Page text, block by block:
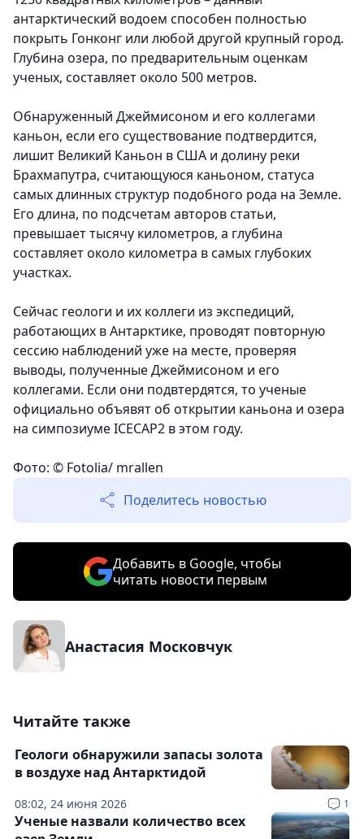
антарктический водоем способен полностью
покрыть Гонконг или любой другой крупный город.
Глубина озера, по предварительным оценкам
ученых, составляет около 500 метров.
Обнаруженный Джеймисоном и его коллегами
каньон, если его существование подтвердится,
лишит Великий Каньон в США и долину реки
Брахмапутра, считающуюся каньоном, статуса
самых длинных структур подобного рода на Земле.
Его длина, по подсчетам авторов статьи,
превышает тысячу километров, а глубина
составляет около километра в самых глубоких
участках.
Сейчас геологи и их коллеги из экспедиций,
работающих в Антарктике, проводят повторную
сессию наблюдений уже на месте, проверяя
выводы, полученные Джеймисоном и его
коллегами. Если они подвтердятся, то ученые
официально объявят об открытии каньона и озера
на симпозиуме ICECAP2 в этом году.
Фото: © Fotolia/ mrallen
Поделитесь новостью
Добавить в Google, чтобы
читать новости первым
Анастасия Московчук
Читайте также
08:02, 24 июня 2026 1
Геологи обнаружили запасы золота
в воздухе над Антарктидой
Ученые назвали количество всех